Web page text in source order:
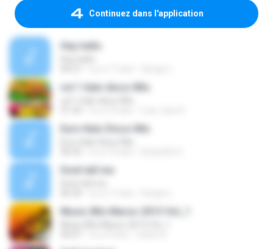
Continuez dans l'application
Hey hello
vol 1 italo disco 80s
Euro Italo Disco Mix
Dont tell me
Music 80s Marzo 2013 Vol_1